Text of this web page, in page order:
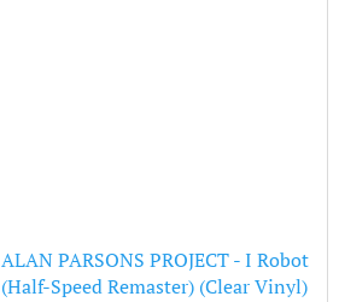
ALAN PARSONS PROJECT - I Robot
(Half-Speed Remaster) (Clear Vinyl)